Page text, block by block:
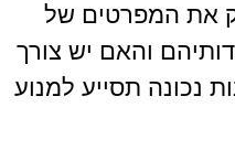
את המפרטים של
והאם יש צורך
נכונה תסייע למנוע